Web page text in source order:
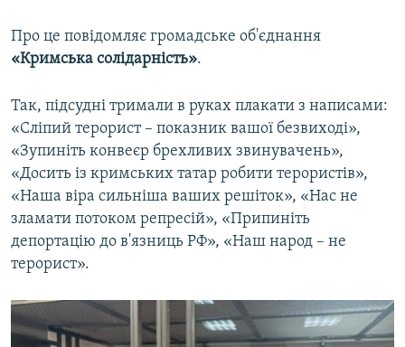
Про це повідомляє громадське об'єднання
«Кримська солідарність».
Так, підсудні тримали в руках плакати з написами:
«Сліпий терорист – показник вашої безвиході»,
«Зупиніть конвеєр брехливих звинувачень»,
«Досить із кримських татар робити терористів»,
«Наша віра сильніша ваших решіток», «Нас не
зламати потоком репресій», «Припиніть
депортацію до в'язниць РФ», «Наш народ – не
терорист».